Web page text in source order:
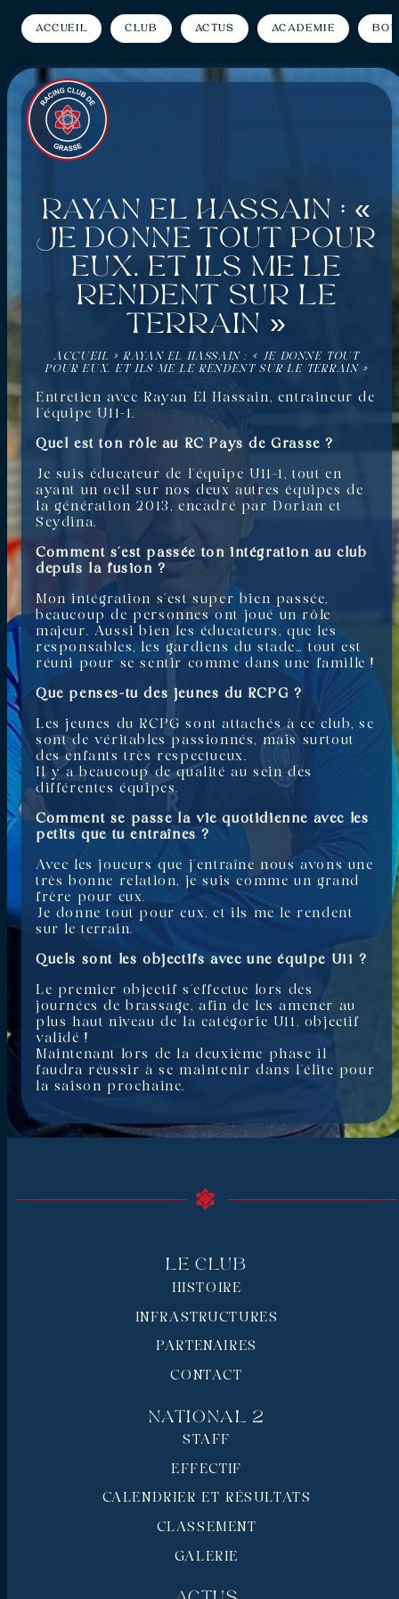
Accueil Club Actus Académie
Rayan El Hassain : «
Je donne tout pour
eux, et ils me le
rendent sur le
terrain »
ACCUEIL »RAYAN EL HASSAIN : « JE DONNE TOUT
POUR EUX, ET ILS ME LE RENDENT SUR LE TERRAIN »
Entretien avec Rayan El Hassain, entraineur de
l’équipe U11-1.
Quel est ton rôle au RC Pays de Grasse ?
Je suis éducateur de l’équipe U11-1, tout en
ayant un oeil sur nos deux autres équipes de
la génération 2013, encadré par Dorian et
Seydina.
Comment s’est passée ton intégration au club
depuis la fusion ?
Mon intégration s’est super bien passée,
beaucoup de personnes ont joué un rôle
majeur. Aussi bien les éducateurs, que les
responsables, les gardiens du stade… tout est
réuni pour se sentir comme dans une famille !
Que penses-tu des jeunes du RCPG ?
Les jeunes du RCPG sont attachés à ce club, se
sont de véritables passionnés, mais surtout
des enfants très respectueux.
Il y a beaucoup de qualité au sein des
différentes équipes.
Comment se passe la vie quotidienne avec les
petits que tu entraînes ?
Avec les joueurs que j’entraîne nous avons une
très bonne relation, je suis comme un grand
frère pour eux.
Je donne tout pour eux, et ils me le rendent
sur le terrain.
Quels sont les objectifs avec une équipe U11 ?
Le premier objectif s’effectue lors des
journées de brassage, afin de les amener au
plus haut niveau de la catégorie U11, objectif
validé !
Maintenant lors de la deuxième phase il
faudra réussir à se maintenir dans l’élite pour
la saison prochaine.
Le Club
HISTOIRE
INFRASTRUCTURES
PARTENAIRES
CONTACT
National 2
STAFF
EFFECTIF
CALENDRIER ET RÉSULTATS
CLASSEMENT
GALERIE